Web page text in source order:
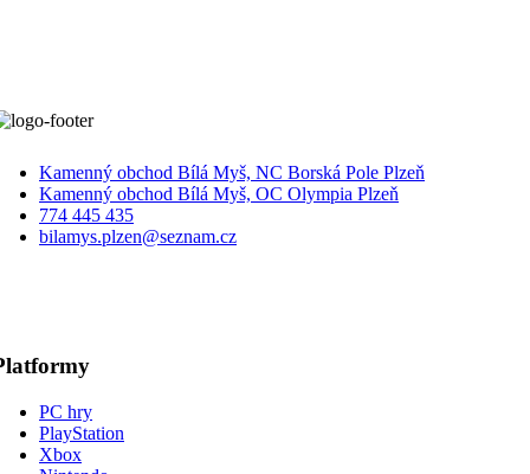
Kamenný obchod Bílá Myš, NC Borská Pole Plzeň
Kamenný obchod Bílá Myš, OC Olympia Plzeň
774 445 435
bilamys.plzen@seznam.cz
PC hry
PlayStation
Xbox